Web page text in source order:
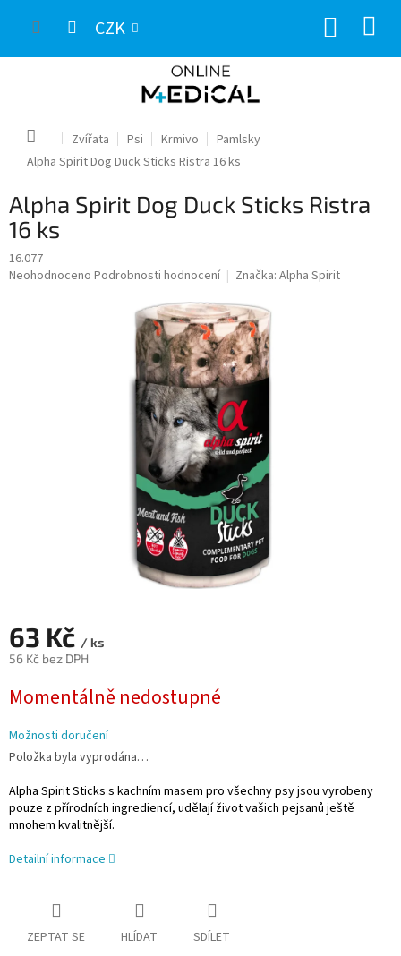
CZK
Domů Zvířata Psi Krmivo
Pamlsky
Alpha Spirit Dog Duck Sticks Ristra 16 ks
Alpha Spirit Dog Duck Sticks Ristra
16 ks
16.077
Průměrné
Neohodnoceno Podrobnosti hodnocení Značka: Alpha Spirit
63 Kč / ks
56 Kč bez DPH
cena:
Momentálně nedostupné
Možnosti doručení
Položka byla vyprodána…
Alpha Spirit Sticks s kachním masem pro všechny psy jsou vyrobeny
pouze z přírodních ingrediencí, udělají život vašich pejsanů ještě
mnohem kvalitnější.
Detailní informace
ZEPTAT SE HLÍDAT SDÍLET